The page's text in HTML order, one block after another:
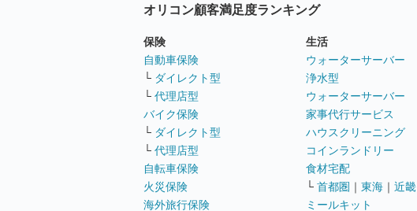
オリコン顧客満足度ランキング
保険
自動車保険
└ ダイレクト型
└ 代理店型
バイク保険
└ ダイレクト型
└ 代理店型
自転車保険
火災保険
海外旅行保険
生活
ウォーターサーバー
浄水型
ウォーターサーバー
家事代行サービス
ハウスクリーニング
コインランドリー
食材宅配
└ 首都圏 ｜ 東海 ｜ 近畿
ミールキット